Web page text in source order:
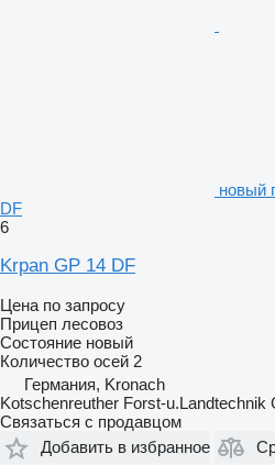
новый
DF
6
Krpan GP 14 DF
Цена по запросу
Прицеп лесовоз
Состояние новый
Количество осей 2
Германия, Kronach
Kotschenreuther Forst-u.Landtechnik
Связаться с продавцом
Добавить в избранное